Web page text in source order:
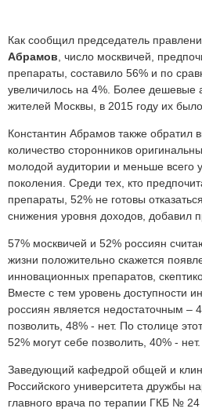
Как сообщил председатель
Абрамов , число москвичей,
препараты, составило 56% и по
увеличилось на 4%. Более дешевые
жителей Москвы, в 2015 году их
Константин Абрамов также обратил
количество сторонников
молодой аудитории и меньше всего
поколения. Среди тех, кто
препараты, 52% не готовы
снижения уровня доходов, добавил
57% москвичей и 52% россиян
жизни положительно скажется
инновационных препаратов,
Вместе с тем уровень доступности
россиян является недостаточным –
позволить, 48% - нет. По столице
52% могут себе позволить, 40% - нет.
Заведующий кафедрой общей и
Российского университета дружбы
главного врача по терапии ГКБ №